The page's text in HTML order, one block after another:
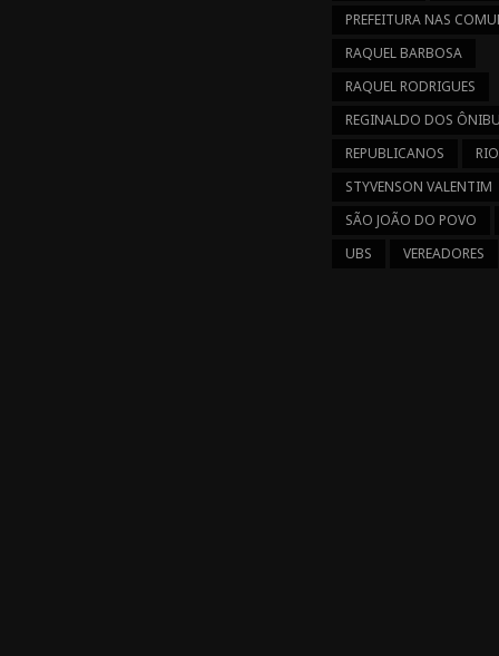
PREFEITURA NAS
RAQUEL BARBOSA
RAQUEL RODRIGUES
REGINALDO DOS
REPUBLICANOS
STYVENSON VALENTIM
SÃO JOÃO DO POVO
UBS
VEREADORES